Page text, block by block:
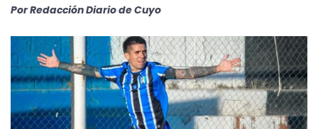
PorRedacción Diario de Cuyo